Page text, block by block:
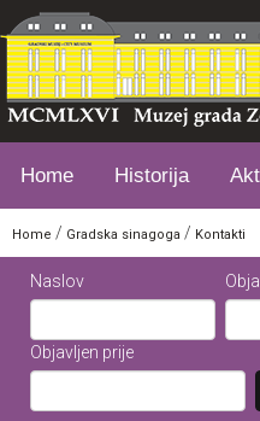
Home Historija
Home / Gradska sinagoga / Kontakti
Naslov
Objavljen prije